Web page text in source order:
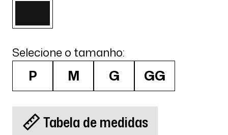
Selecione o tamanho:
P M G GG
Tabela de medidas